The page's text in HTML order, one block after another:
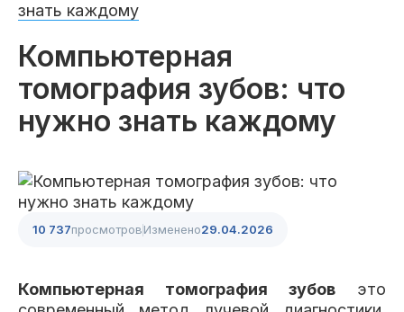
Клиники
Цены
знать каждому
Компьютерная
томография зубов: что
нужно знать каждому
10 737просмотровИзменено29.04.2026
Компьютерная томография зубов это